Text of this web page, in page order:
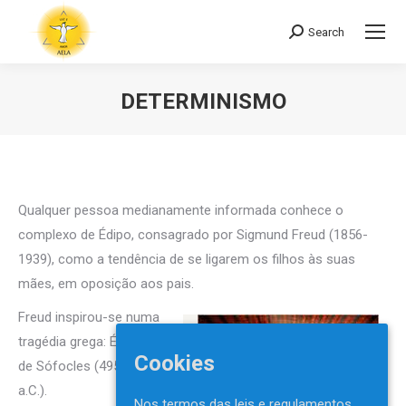
Search:
Search
DETERMINISMO
Qualquer pessoa medianamente informada conhece o
complexo de Édipo, consagrado por Sigmund Freud (1856-
1939), como a tendência de se ligarem os filhos às suas
mães, em oposição aos pais.
Freud inspirou-se numa
tragédia grega: Édipo Rei,
de Sófocles (495-406
a.C.).
Cookies